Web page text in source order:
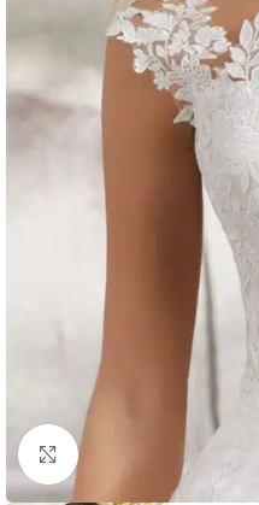
Clic para ampliar